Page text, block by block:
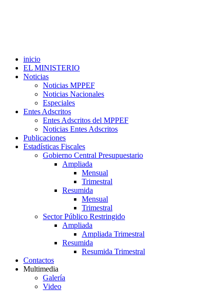
inicio
EL MINISTERIO
Noticias
Noticias MPPEF
Noticias Nacionales
Especiales
Entes Adscritos
Entes Adscritos del MPPEF
Noticias Entes Adscritos
Publicaciones
Estadísticas Fiscales
Gobierno Central Presupuestario
Ampliada
Mensual
Trimestral
Resumida
Mensual
Trimestral
Sector Público Restringido
Ampliada
Ampliada Trimestral
Resumida
Resumida Trimestral
Contactos
Multimedia
Galería
Video